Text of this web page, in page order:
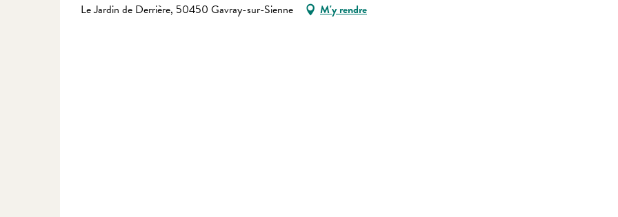
Le Jardin de Derrière, 50450 Gavray-sur-Sienne M'y rendre